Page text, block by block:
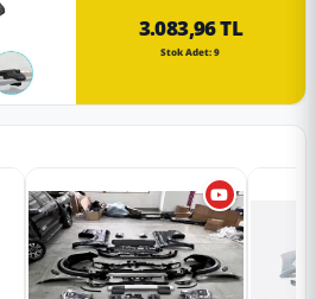
3.083,96 TL
Stok Adet: 9